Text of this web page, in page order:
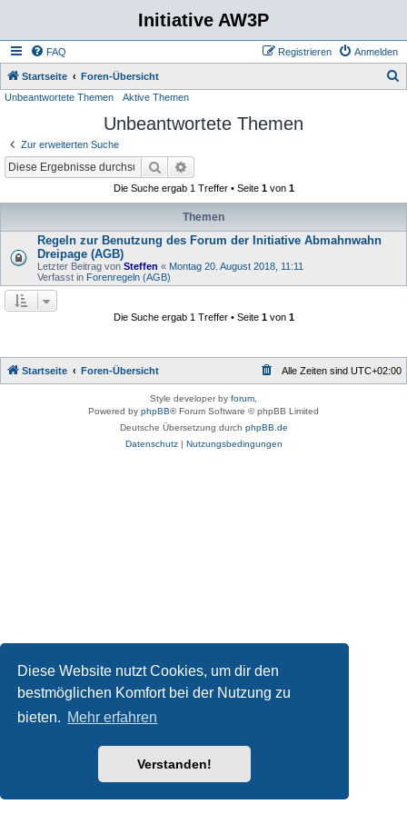
Diese Website nutzt Cookies, um dir den
bestmöglichen Komfort bei der Nutzung zu
bieten. Mehr erfahren
Verstanden!
Initiative AW3P
FAQ Anmelden
Registrieren
Startseite Foren-Übersicht
Unbeantwortete Themen Aktive Themen
Unbeantwortete Themen
Zur erweiterten Suche
Suche
Die Suche ergab 1 Treffer • Seite 1von 1
Themen
Regeln zur Benutzung des Forum der Initiative Abmahnwahn
Dreipage (AGB)
Letzter Beitrag von Steffen « Montag 20. August 2018, 11:11
Verfasst in Forenregeln (AGB)
Die Suche ergab 1 Treffer • Seite 1von 1
Startseite Foren-Übersicht Alle Zeiten sind UTC+02:00
Style developer by forum
Powered by phpBB® Forum Software © phpBB Limited
Deutsche Übersetzung durch phpBB.de
Datenschutz| Nutzungsbedingungen